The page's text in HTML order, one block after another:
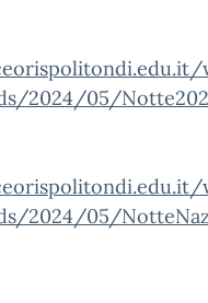
2024/05/
2024/05/